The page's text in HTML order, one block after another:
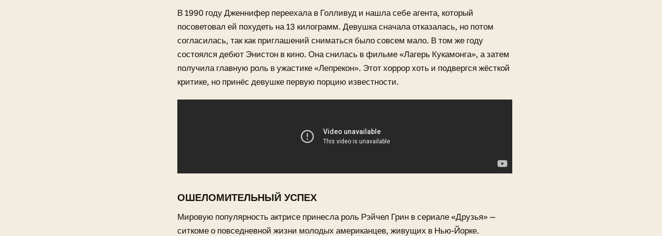
В 1990 году Дженнифер переехала в Голливуд и нашла себе агента, который
посоветовал ей похудеть на 13 килограмм. Девушка сначала отказалась, но потом
согласилась, так как приглашений сниматься было совсем мало. В том же году
состоялся дебют Энистон в кино. Она снилась в фильме «Лагерь Кукамонга», а затем
получила главную роль в ужастике «Лепрекон». Этот хоррор хоть и подвергся жёсткой
критике, но принёс девушке первую порцию известности.
ОШЕЛОМИТЕЛЬНЫЙ УСПЕХ
Мировую популярность актрисе принесла роль Рэйчел Грин в сериале «Друзья» —
ситкоме о повседневной жизни молодых американцев, живущих в Нью-Йорке.